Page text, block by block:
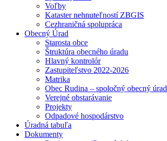
Voľby
Kataster nehnuteľností ZBGIS
Cezhraničná spolupráca
Obecný Úrad
Starosta obce
Štruktúra obecného úradu
Hlavný kontrolór
Zastupiteľstvo 2022-2026
Matrika
Obec Rudina – spoločný obecný úrad
Verejné obstarávanie
Projekty
Odpadové hospodárstvo
Úradná tabuľa
Dokumenty